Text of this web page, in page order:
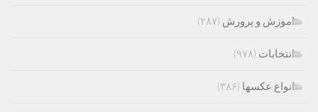
اموزش و پرورش (۲۸۷)
انتخابات (۹۷۸)
انواع عکسها (۳۸۶)